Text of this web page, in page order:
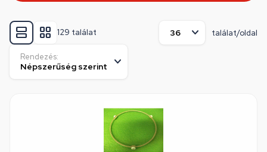
129 találat találat/oldal
Rendezés: